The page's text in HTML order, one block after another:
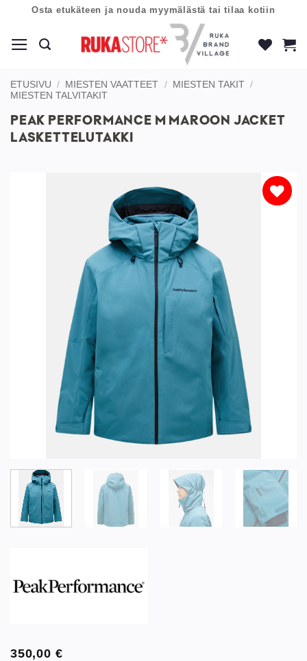
content
Osta etukäteen ja nouda myymälästä tai tilaa kotiin
ETUSIVU / MIESTEN VAATTEET / MIESTEN TAKIT /
MIESTEN TALVITAKIT
PEAK PERFORMANCE M MAROON JACKET
LASKETTELUTAKKI
350,00 €